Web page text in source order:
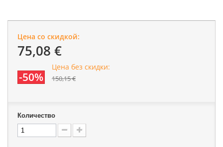
Цена со скидкой:
75,08 €
-50%
Цена без скидки:
150,15 €
Количество